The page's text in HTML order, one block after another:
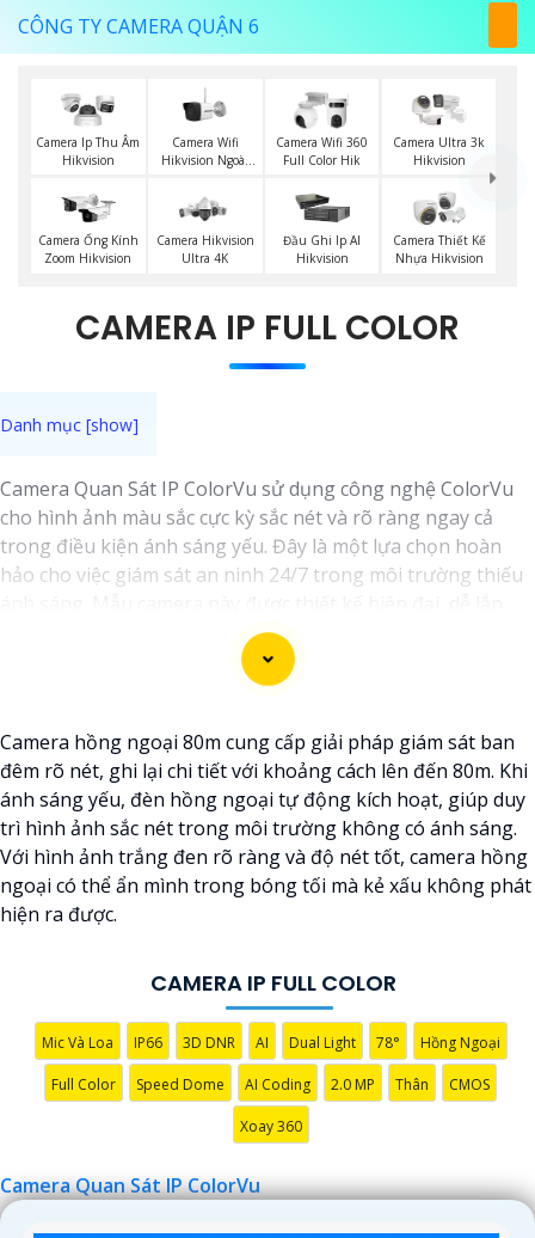
CÔNG TY CAMERA QUẬN 6
Camera Ip Thu Âm
Hikvision
Camera Wifi
Hikvision Ngoài
Camera Wifi 360
Full Color Hik
Camera Ultra 3k
Hikvision
Camera Ống Kính
Zoom Hikvision
Camera Hikvision
Ultra 4K
Đầu Ghi Ip AI
Hikvision
Camera Thiết Kế
Nhựa Hikvision
CAMERA IP FULL COLOR
Camera Quan Sát IP ColorVu sử dụng công nghệ ColorVu
cho hình ảnh màu sắc cực kỳ sắc nét và rõ ràng ngay cả
trong điều kiện ánh sáng yếu. Đây là một lựa chọn hoàn
hảo cho việc giám sát an ninh 24/7 trong môi trường thiếu
đặt và cài đặt, phù hợp với nhiều không gian như văn
phòng, cửa hàng, gia đình, hay nhà kho. Camera Quan Sát
IP ColorVu cung cấp khả năng quan sát từ xa qua hệ thống
mọi lúc mọi nơi thông qua ứng dụng di động.
Camera hồng ngoại 80m cung cấp giải pháp giám sát ban
đêm rõ nét, ghi lại chi tiết với khoảng cách lên đến 80m. Khi
ánh sáng yếu, đèn hồng ngoại tự động kích hoạt, giúp duy
trì hình ảnh sắc nét trong môi trường không có ánh sáng.
Với hình ảnh trắng đen rõ ràng và độ nét tốt, camera hồng
ngoại có thể ẩn mình trong bóng tối mà kẻ xấu không phát
hiện ra được.
CAMERA IP FULL COLOR
Mic Và Loa IP66 3D DNR AI Dual Light 78° Hồng Ngoại
Full Color Speed Dome AI Coding 2.0 MP Thân CMOS
Xoay 360
Camera Quan Sát IP ColorVu